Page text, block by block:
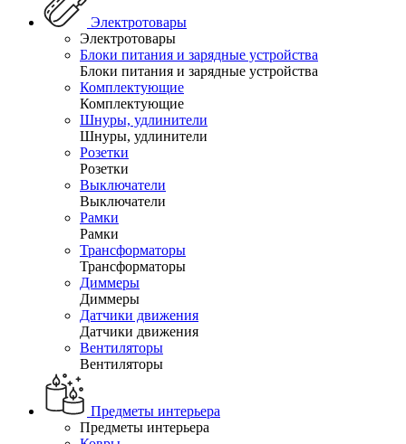
Электротовары
Электротовары
Блоки питания и зарядные устройства
Блоки питания и зарядные устройства
Комплектующие
Комплектующие
Шнуры, удлинители
Шнуры, удлинители
Розетки
Розетки
Выключатели
Выключатели
Рамки
Рамки
Трансформаторы
Трансформаторы
Диммеры
Диммеры
Датчики движения
Датчики движения
Вентиляторы
Вентиляторы
Предметы интерьера
Предметы интерьера